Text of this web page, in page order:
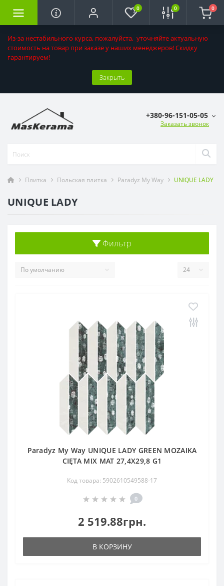
Из-за нестабильного курса, пожалуйста, уточняйте актуальную
стоимость на товар при заказе у наших менеджеров! Скидку
гарантируем!
Закрыть
0 0 0
+380-96-151-05-05
Заказать звонок
Плитка Польская плитка Paradyz My Way UNIQUE LADY
UNIQUE LADY
Фильтр
Paradyz My Way UNIQUE LADY GREEN MOZAIKA
CIĘTA MIX MAT 27,4X29,8 G1
Код товара: 5902610549588-17
0
2 519.88грн.
В КОРЗИНУ